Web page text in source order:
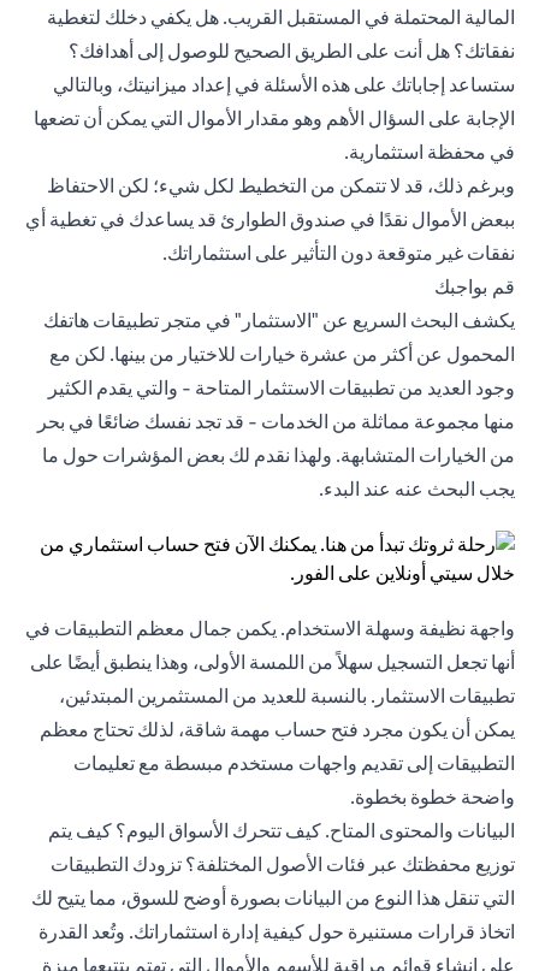
المالية المحتملة في المستقبل القريب. هل يكفي دخلك لتغطية
نفقاتك؟ هل أنت على الطريق الصحيح للوصول إلى أهدافك؟
ستساعد إجاباتك على هذه الأسئلة في إعداد ميزانيتك، وبالتالي
الإجابة على السؤال الأهم وهو مقدار الأموال التي يمكن أن تضعها
في محفظة استثمارية.
وبرغم ذلك، قد لا تتمكن من التخطيط لكل شيء؛ لكن الاحتفاظ
ببعض الأموال نقدًا في صندوق الطوارئ قد يساعدك في تغطية أي
نفقات غير متوقعة دون التأثير على استثماراتك.
قم بواجبك
يكشف البحث السريع عن "الاستثمار" في متجر تطبيقات هاتفك
المحمول عن أكثر من عشرة خيارات للاختيار من بينها. لكن مع
وجود العديد من تطبيقات الاستثمار المتاحة - والتي يقدم الكثير
منها مجموعة مماثلة من الخدمات - قد تجد نفسك ضائعًا في بحر
من الخيارات المتشابهة. ولهذا نقدم لك بعض المؤشرات حول ما
يجب البحث عنه عند البدء.
واجهة نظيفة وسهلة الاستخدام. يكمن جمال معظم التطبيقات في
أنها تجعل التسجيل سهلاً من اللمسة الأولى، وهذا ينطبق أيضًا على
تطبيقات الاستثمار. بالنسبة للعديد من المستثمرين المبتدئين،
يمكن أن يكون مجرد فتح حساب مهمة شاقة، لذلك تحتاج معظم
التطبيقات إلى تقديم واجهات مستخدم مبسطة مع تعليمات
واضحة خطوة بخطوة.
البيانات والمحتوى المتاح. كيف تتحرك الأسواق اليوم؟ كيف يتم
توزيع محفظتك عبر فئات الأصول المختلفة؟ تزودك التطبيقات
التي تنقل هذا النوع من البيانات بصورة أوضح للسوق، مما يتيح لك
اتخاذ قرارات مستنيرة حول كيفية إدارة استثماراتك. وتُعد القدرة
على إنشاء قوائم مراقبة للأسهم والأموال التي تهتم بتتبعها ميزة